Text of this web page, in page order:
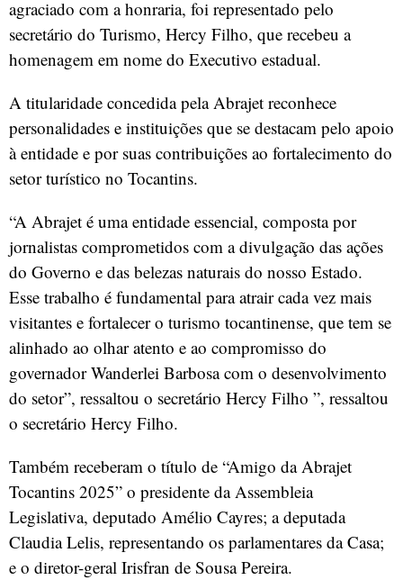
agraciado com a honraria, foi representado pelo
secretário do Turismo, Hercy Filho, que recebeu a
homenagem em nome do Executivo estadual.
A titularidade concedida pela Abrajet reconhece
personalidades e instituições que se destacam pelo apoio
à entidade e por suas contribuições ao fortalecimento do
setor turístico no Tocantins.
“A Abrajet é uma entidade essencial, composta por
jornalistas comprometidos com a divulgação das ações
do Governo e das belezas naturais do nosso Estado.
Esse trabalho é fundamental para atrair cada vez mais
visitantes e fortalecer o turismo tocantinense, que tem se
alinhado ao olhar atento e ao compromisso do
governador Wanderlei Barbosa com o desenvolvimento
do setor”, ressaltou o secretário Hercy Filho ”, ressaltou
o secretário Hercy Filho.
Também receberam o título de “Amigo da Abrajet
Tocantins 2025” o presidente da Assembleia
Legislativa, deputado Amélio Cayres; a deputada
Claudia Lelis, representando os parlamentares da Casa;
e o diretor-geral Irisfran de Sousa Pereira.